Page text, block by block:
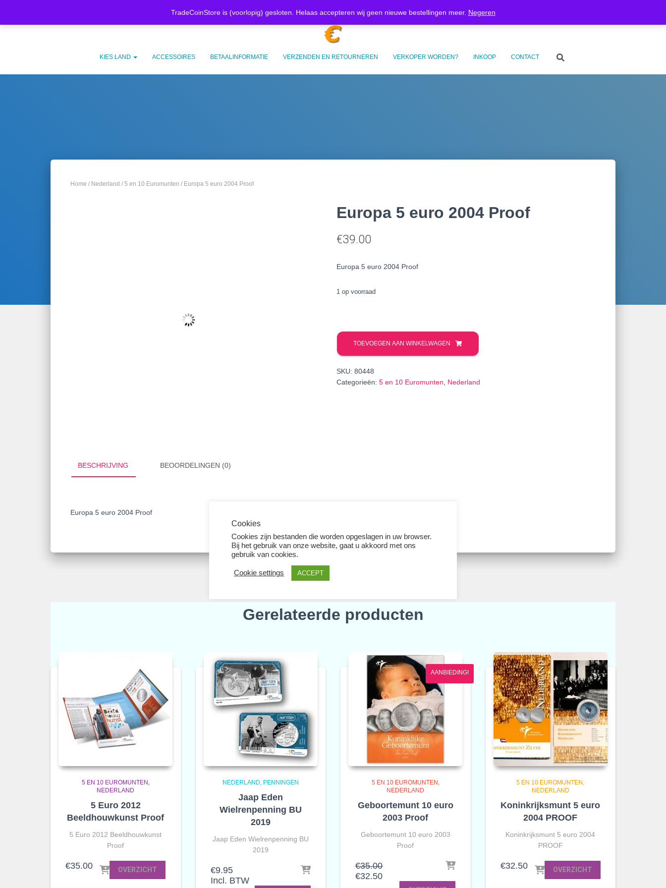
TradeCoinStore is (voorlopig) gesloten. Helaas accepteren wij geen nieuwe bestellingen meer. Negeren
Meer weten Mijn account Afrekenen Winkelmand Privacyverklaring
KIES LAND ACCESSOIRES BETAALINFORMATIE VERZENDEN EN RETOURNEREN VERKOPER WORDEN? INKOOP CONTACT
Home / Nederland / 5 en 10 Euromunten / Europa 5 euro 2004 Proof
Europa 5 euro 2004 Proof
€39.00
Europa 5 euro 2004 Proof
1 op voorraad
Europa
euro
Proof
aantal
TOEVOEGEN AAN WINKELWAGEN
SKU: 80448
Categorieën: 5 en 10 Euromunten Nederland
BESCHRIJVING BEOORDELINGEN (0)
Europa 5 euro 2004 Proof
Gerelateerde producten
5 EN 10 EUROMUNTEN
NEDERLAND
5 Euro 2012
Beeldhouwkunst Proof
5 Euro 2012 Beeldhouwkunst
Proof
€35.00 OVERZICHT
NEDERLAND PENNINGEN
Jaap Eden
Wielrenpenning BU
2019
Jaap Eden Wielrenpenning BU
2019
€9.95
Incl. BTW
AANBIEDING!
5 EN 10 EUROMUNTEN
NEDERLAND
Geboortemunt 10 euro
2003 Proof
Geboortemunt 10 euro 2003
Proof
€35.00Oorspronkelijke
prijs
€32.50Huidige
5 EN 10 EUROMUNTEN
NEDERLAND
Koninkrijksmunt 5 euro
2004 PROOF
Koninkrijksmunt 5 euro 2004
PROOF
€32.50 OVERZICHT
Cookies
Cookies zijn bestanden die worden opgeslagen in uw browser.
Bij het gebruik van onze website, gaat u akkoord met ons
gebruik van cookies.
Cookie settings ACCEPT